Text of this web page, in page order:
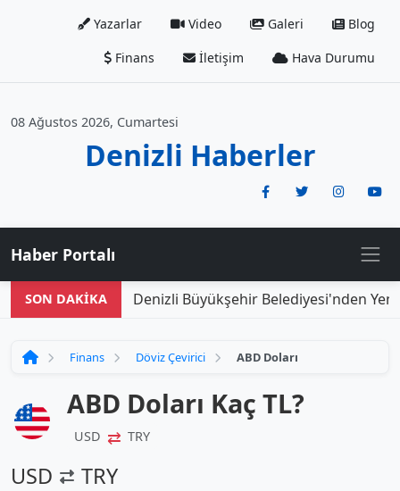
Yazarlar Video Galeri
Blog
Finans
İletişim Hava Durumu
08 Ağustos 2026, Cumartesi
Denizli Haberler
Haber Portalı
SON DAKİKA Denizli Büyükşehir Belediyesi'nden
Finans Döviz Çevirici ABD Doları
ABD Doları Kaç TL?
USD ⇄ TRY
USD TRY